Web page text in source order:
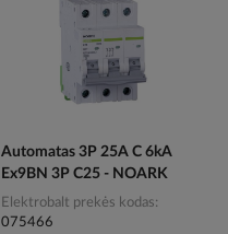
Automatas 3P 25A C 6kA
Ex9BN 3P C25 - NOARK
Elektrobalt prekės kodas
075466